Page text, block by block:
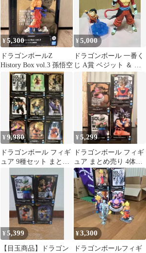
¥5,300
ドラゴンボールZ
History Box vol.3 孫悟空
¥5,000
ドラゴンボール 一番く
じ A賞 ベジット ＆ 少
年 悟空 龍拳 ２体セッ
¥9,980
ドラゴンボール フィギ
ュア 9種セット まとめ
¥5,299
ドラゴンボール フィギ
ュア まとめ売り 4体セ
ット
¥5,399
【目玉商品】ドラゴン
¥3,300
ドラゴンボールフィギ